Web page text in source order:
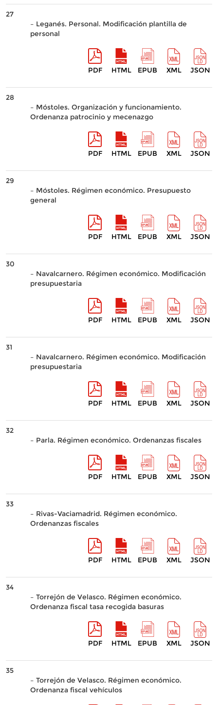
27
– Leganés. Personal. Modificación plantilla de
personal
PDF HTML EPUB XML JSON
28
– Móstoles. Organización y funcionamiento.
Ordenanza patrocinio y mecenazgo
PDF HTML EPUB XML JSON
29
– Móstoles. Régimen económico. Presupuesto
general
PDF HTML EPUB XML JSON
30
– Navalcarnero. Régimen económico. Modificación
presupuestaria
PDF HTML EPUB XML JSON
31
– Navalcarnero. Régimen económico. Modificación
presupuestaria
PDF HTML EPUB XML JSON
32
– Parla. Régimen económico. Ordenanzas fiscales
PDF HTML EPUB XML JSON
33
– Rivas-Vaciamadrid. Régimen económico.
Ordenanzas fiscales
PDF HTML EPUB XML JSON
34
– Torrejón de Velasco. Régimen económico.
Ordenanza fiscal tasa recogida basuras
PDF HTML EPUB XML JSON
35
– Torrejón de Velasco. Régimen económico.
Ordenanza fiscal vehículos